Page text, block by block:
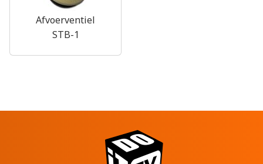
Afvoerventiel
STB-1